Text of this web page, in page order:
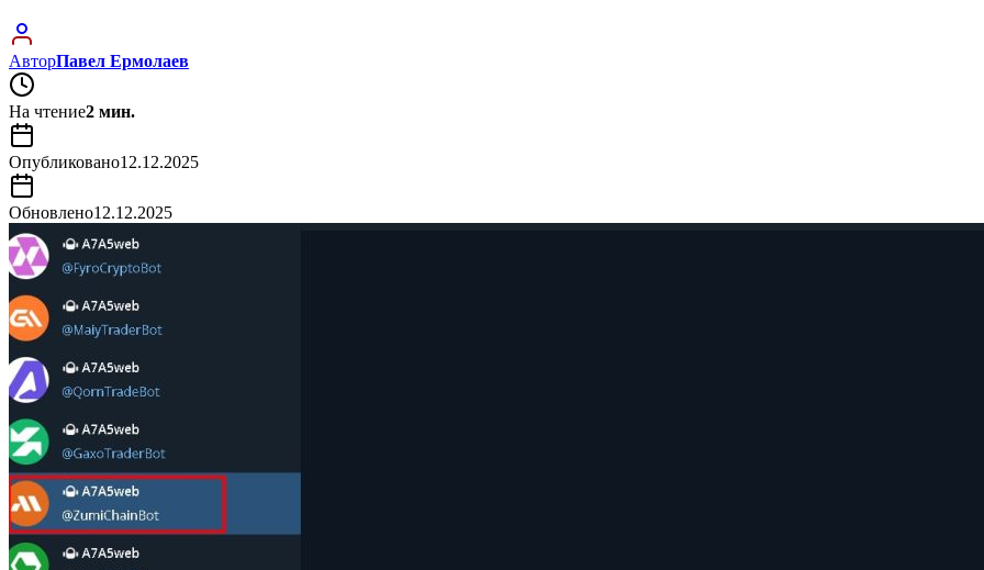
АвторПавел Ермолаев
На чтение2 мин.
Опубликовано12.12.2025
Обновлено12.12.2025